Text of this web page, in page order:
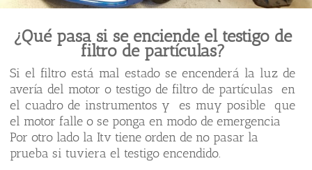
¿Qué pasa si se enciende el testigo de
filtro de partículas?
Si el filtro está mal estado se encenderá la luz de
avería del motor o testigo de filtro de partículas en
el cuadro de instrumentos y es muy posible que
el motor falle o se ponga en modo de emergencia
Por otro lado la Itv tiene orden de no pasar la
prueba si tuviera el testigo encendido.